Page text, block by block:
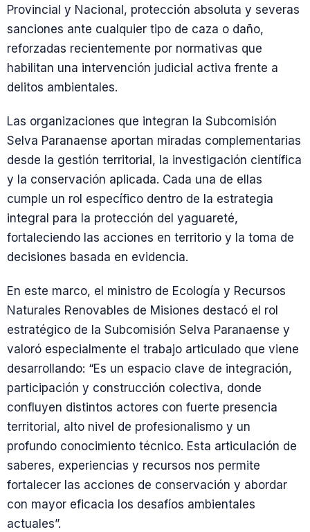
Provincial y Nacional, protección absoluta y severas
sanciones ante cualquier tipo de caza o daño,
reforzadas recientemente por normativas que
habilitan una intervención judicial activa frente a
delitos ambientales.
Las organizaciones que integran la Subcomisión
Selva Paranaense aportan miradas complementarias
desde la gestión territorial, la investigación científica
y la conservación aplicada. Cada una de ellas
cumple un rol específico dentro de la estrategia
integral para la protección del yaguareté,
fortaleciendo las acciones en territorio y la toma de
decisiones basada en evidencia.
En este marco, el ministro de Ecología y Recursos
Naturales Renovables de Misiones destacó el rol
estratégico de la Subcomisión Selva Paranaense y
valoró especialmente el trabajo articulado que viene
desarrollando: “Es un espacio clave de integración,
participación y construcción colectiva, donde
confluyen distintos actores con fuerte presencia
territorial, alto nivel de profesionalismo y un
profundo conocimiento técnico. Esta articulación de
saberes, experiencias y recursos nos permite
fortalecer las acciones de conservación y abordar
con mayor eficacia los desafíos ambientales
actuales”.